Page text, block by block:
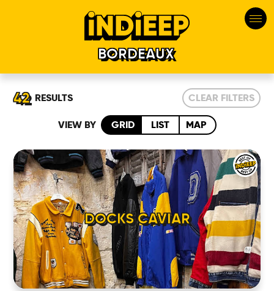
BORDEAUX
42 RESULTS CLEAR FILTERS
VIEW BY GRID LIST MAP
DOCKS CAVIAR